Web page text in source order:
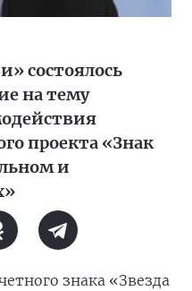
состоялось
на тему
проекта «Знак
и
знака «Звезда